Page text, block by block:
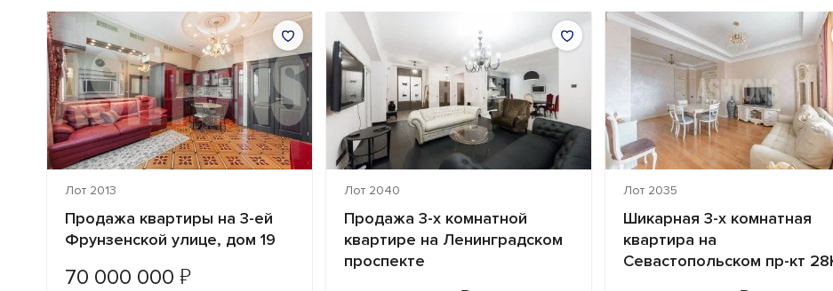
Лот 2013
Продажа квартиры на 3-ей
Фрунзенской улице, дом 19
70 000 000 ₽
Лот 2040
Продажа 3-х комнатной
квартире на Ленинградском
проспекте
Лот 2035
Шикарная 3-х комнатная
квартира на
Севастопольском пр-кт